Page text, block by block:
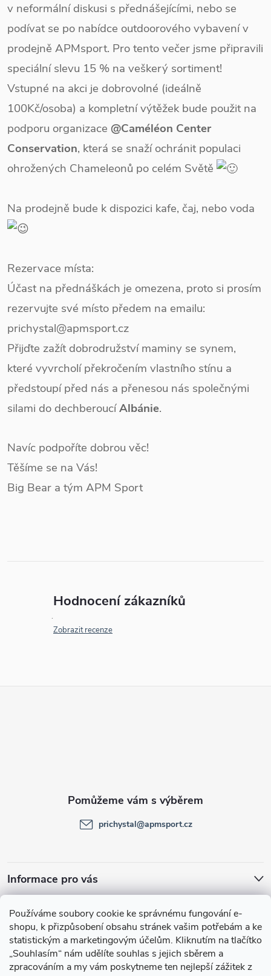
Používáme soubory cookie ke správnému fungování e-
shopu, k přizpůsobení obsahu stránek vašim potřebám a ke
statistickým a marketingovým účelům. Kliknutím na tlačítko
„Souhlasím“ nám udělíte souhlas s jejich sběrem a
zpracováním a my vám poskytneme ten nejlepší zážitek z
v neformální diskusi s přednášejícími, nebo se
podívat se po nabídce outdoorového vybavení v
prodejně APMsport. Pro tento večer jsme připravili
speciální slevu 15 % na veškerý sortiment!
Vstupné na akci je dobrovolné (ideálně
100Kč/osoba) a kompletní výtěžek bude použit na
podporu organizace @Caméléon Center
Conservation, která se snaží ochránit populaci
ohrožených Chameleonů po celém Světě
Na prodejně bude k dispozici kafe, čaj, nebo voda
Rezervace místa:
Účast na přednáškách je omezena, proto si prosím
rezervujte své místo předem na emailu:
prichystal@apmsport.cz
Přijďte zažít dobrodružství maminy se synem,
které vyvrcholí překročením vlastního stínu a
předstoupí před nás a přenesou nás společnými
silami do dechberoucíAlbánie.
Navíc podpoříte dobrou věc!
Těšíme se na Vás!
Big Bear a tým APM Sport
Hodnocení zákazníků
Zobrazit recenze
Informace pro vás
prichystal@apmsport.cz
Facebook